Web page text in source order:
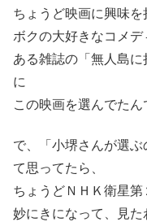
ちょうど映画に興味を
ボクの大好きなコメデ
ある雑誌の「無人島に
に
この映画を選んでたん
で、「小堺さんが選
て思ってたら、
ちょうどＮＨＫ衛星第
妙にきになって、見た